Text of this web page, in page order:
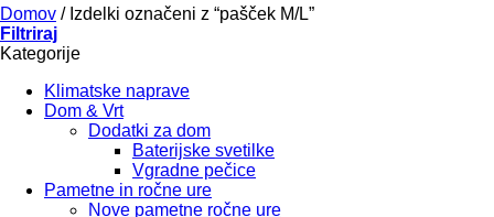
Domov /Izdelki označeni z “pašček M/L”
Filtriraj
Kategorije
Klimatske naprave
Dom & Vrt
Dodatki za dom
Baterijske svetilke
Vgradne pečice
Pametne in ročne ure
Nove pametne ročne ure